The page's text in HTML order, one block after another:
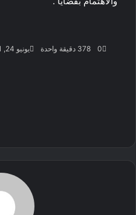
يونيو 24, 2021 0 دقيقة واحدة